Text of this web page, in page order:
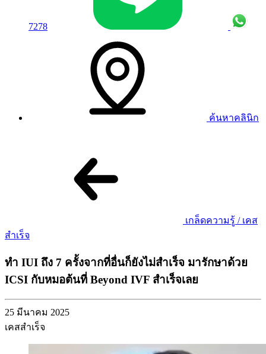
7278
ค้นหาคลินิก
เกล็ดความรู้ / เคส
สำเร็จ
ทำ IUI ถึง 7 ครั้งจากที่อื่นก็ยังไม่สำเร็จ มารักษาด้วย
ICSI กับหมอต้นที่ Beyond IVF สำเร็จเลย
25 มีนาคม 2025
เคสสำเร็จ